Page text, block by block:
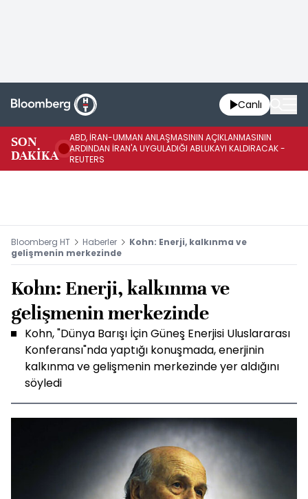
Canlı
SON
DAKİKA
ABD, İRAN-UMMAN ANLAŞMASININ AÇIKLANMASININ
ARDINDAN İRAN'A UYGULADIĞI ABLUKAYI KALDIRACAK -
REUTERS
Bloomberg HT Haberler
Kohn: Enerji, kalkınma ve
gelişmenin merkezinde
Kohn: Enerji, kalkınma ve
gelişmenin merkezinde
Kohn, "Dünya Barışı İçin Güneş Enerjisi Uluslararası
Konferansı"nda yaptığı konuşmada, enerjinin
kalkınma ve gelişmenin merkezinde yer aldığını
söyledi